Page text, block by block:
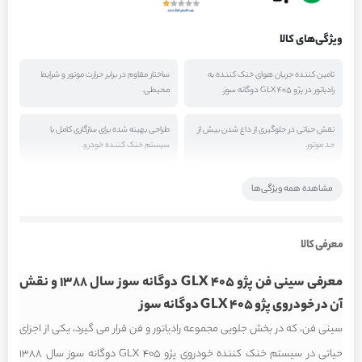
ویژگی‌های کالا
تامین کننده جریان هوای خنک کننده به
رادیاتور در پژو 405 GLX دوگانه سوز.
ساختار مقاوم در برابر حرارت موتور و شرایط
محیطی.
نقش حیاتی در جلوگیری از داغ شدن بیش از
حد موتور.
طراحی بهینه شده برای سازگاری کامل با
سیستم خنک کننده خودرو.
تاثیر مستقیم بر راندمان سیستم تهویه
مشاهده همه ویژگی‌ها
معرفی کالا
معرفی سینی فن پژو 405 GLX دوگانه سوز سال 1388 و نقش
آن در خودروی پژو 405 GLX دوگانه سوز
سینی فن، که در بخش جلویی مجموعه رادیاتور و فن قرار می گیرد، یکی از اجزای
حیاتی در سیستم خنک کننده خودروی پژو 405 GLX دوگانه سوز سال 1388